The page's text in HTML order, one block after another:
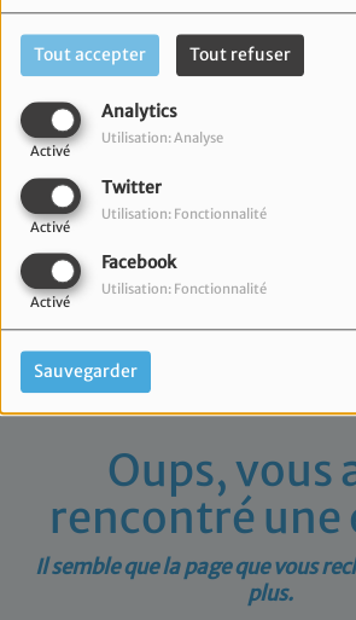
Tout accepter Tout refuser
Analytics
Activé
Utilisation: Analyse
Twitter
Activé
Utilisation: Fonctionnalité
Facebook
Activé
Utilisation: Fonctionnalité
Sauvegarder
Oups, vous
rencontré une
Il semble que la page que vous
plus.